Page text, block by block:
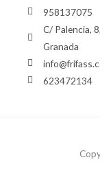
958137075
C/ Palencia, 8,
Granada
623472134